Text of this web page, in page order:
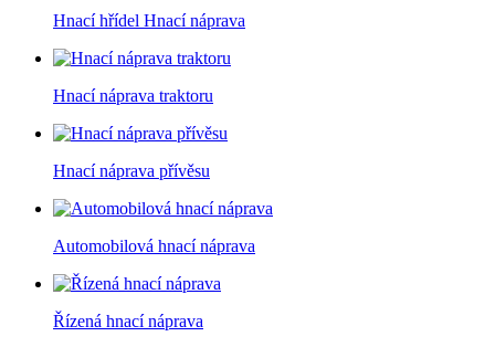
Hnací hřídel Hnací náprava
Hnací náprava traktoru
Hnací náprava přívěsu
Automobilová hnací náprava
Řízená hnací náprava